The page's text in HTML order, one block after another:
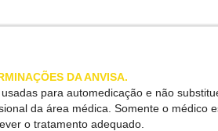
DA ANVISA.
para automedicação e não
da área médica. Somente o médico
o tratamento adequado.